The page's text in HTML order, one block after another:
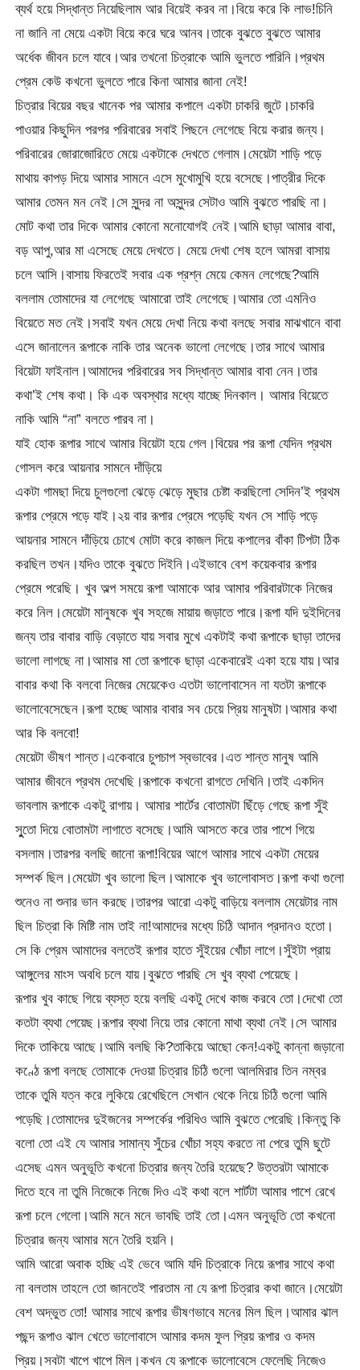
ব্যর্থ হয়ে সিদ্ধান্ত নিয়েছিলাম আর বিয়েই করব না।বিয়ে করে কি লাভ!চিনি
না জানি না মেয়ে একটা বিয়ে করে ঘরে আনব।তাকে বুঝতে বুঝতে আমার
অর্ধেক জীবন চলে যাবে।আর তখনো চিত্রাকে আমি ভুলতে পারিনি।প্রথম
প্রেম কেউ কখনো ভুলতে পারে কিনা আমার জানা নেই!
চিত্রার বিয়ের বছর খানেক পর আমার কপালে একটা চাকরি জুটে।চাকরি
পাওয়ার কিছুদিন পরপর পরিবারের সবাই পিছনে লেগেছে বিয়ে করার জন্য।
পরিবারের জোরাজোরিতে মেয়ে একটাকে দেখতে গেলাম।মেয়েটা শাড়ি পড়ে
মাথায় কাপড় দিয়ে আমার সামনে এসে মুখোমুখি হয়ে বসেছে।পাত্রীর দিকে
আমার তেমন মন নেই।সে সুন্দর না অসুন্দর সেটাও আমি বুঝতে পারছি না।
মোট কথা তার দিকে আমার কোনো মনোযোগই নেই।আমি ছাড়া আমার বাবা,
বড় আপু,আর মা এসেছে মেয়ে দেখতে। মেয়ে দেখা শেষ হলে আমরা বাসায়
চলে আসি।বাসায় ফিরতেই সবার এক প্রশ্ন মেয়ে কেমন লেগেছে?আমি
বললাম তোমাদের যা লেগেছে আমারো তাই লেগেছে।আমার তো এমনিও
বিয়েতে মত নেই।সবাই যখন মেয়ে দেখা নিয়ে কথা বলছে সবার মাঝখানে বাবা
এসে জানালেন রূপাকে নাকি তার অনেক ভালো লেগেছে।তার সাথে আমার
বিয়েটা ফাইনাল।আমাদের পরিবারের সব সিদ্ধান্ত আমার বাবা নেন।তার
কথা’ই শেষ কথা। কি এক অবস্থার মধ্যে যাচ্ছে দিনকাল। আমার বিয়েতে
নাকি আমি “না” বলতে পারব না।
যাই হোক রূপার সাথে আমার বিয়েটা হয়ে গেল।বিয়ের পর রূপা যেদিন প্রথম
গোসল করে আয়নার সামনে দাঁড়িয়ে
একটা গামছা দিয়ে চুলগুলো ঝেড়ে ঝেড়ে মুছার চেষ্টা করছিলো সেদিন’ই প্রথম
রূপার প্রেমে পড়ে যাই।২য় বার রূপার প্রেমে পড়েছি যখন সে শাড়ি পড়ে
আয়নার সামনে দাঁড়িয়ে চোখে মোটা করে কাজল দিয়ে কপালের বাঁকা টিপটা ঠিক
করছিল তখন।যদিও তাকে বুঝতে দিইনি।এইভাবে বেশ কয়েকবার রূপার
প্রেমে পরেছি। খুব অল্প সময়ে রূপা আমাকে আর আমার পরিবারটাকে নিজের
করে নিল।মেয়েটা মানুষকে খুব সহজে মায়ায় জড়াতে পারে।রূপা যদি দুইদিনের
জন্য তার বাবার বাড়ি বেড়াতে যায় সবার মুখে একটাই কথা রূপাকে ছাড়া তাদের
ভালো লাগছে না।আমার মা তো রূপাকে ছাড়া একেবারেই একা হয়ে যায়।আর
বাবার কথা কি বলবো নিজের মেয়েকেও এতটা ভালোবাসেন না যতটা রূপাকে
ভালোবেসেছেন।রূপা হচ্ছে আমার বাবার সব চেয়ে প্রিয় মানুষটা।আমার কথা
আর কি বলবো!
মেয়েটা ভীষণ শান্ত।একেবারে চুপচাপ স্বভাবের।এত শান্ত মানুষ আমি
আমার জীবনে প্রথম দেখেছি।রূপাকে কখনো রাগতে দেখিনি।তাই একদিন
ভাবলাম রূপাকে একটু রাগায়। আমার শার্টের বোতামটা ছিঁড়ে গেছে রূপা সুঁই
সুুতো দিয়ে বোতামটা লাগাতে বসেছে।আমি আসতে করে তার পাশে গিয়ে
বসলাম।তারপর বলছি জানো রূপা!বিয়ের আগে আমার সাথে একটা মেয়ের
সম্পর্ক ছিল।মেয়েটা খুব ভালো ছিল।আমাকে খুব ভালোবাসত।রূপা কথা গুলো
শুনেও না শুনার ভান করছে।তারপর আরো একটু বাড়িয়ে বললাম মেয়েটার নাম
ছিল চিত্রা কি মিষ্টি নাম তাই না!আমাদের মধ্যে চিঠি আদান প্রদানও হতো।
সে কি প্রেম আমাদের বলতেই রূপার হাতে সুঁইয়ের খোঁচা লাগে।সুঁইটা প্রায়
আঙ্গুলের মাংস অবধি চলে যায়।বুঝতে পারছি সে খুব ব্যথা পেয়েছে।
রূপার খুব কাছে গিয়ে ব্যস্ত হয়ে বলছি একটু দেখে কাজ করবে তো।দেখো তো
কতটা ব্যথা পেয়েছ।রূপার ব্যথা নিয়ে তার কোনো মাথা ব্যথা নেই।সে আমার
দিকে তাকিয়ে আছে।আমি বলছি কি?তাকিয়ে আছো কেন!একটু কান্না জড়ানো
কণ্ঠে রূপা বলছে তোমাকে দেওয়া চিত্রার চিঠি গুলো আলমিরার তিন নম্বর
তাকে তুমি যত্ন করে লুকিয়ে রেখেছিলে সেখান থেকে নিয়ে চিঠি গুলো আমি
পড়েছি।তোমাদের দুইজনের সম্পর্কের পরিধিও আমি বুঝতে পেরেছি।কিন্তু কি
বলো তো এই যে আমার সামান্য সুঁচের খোঁচা সহ্য করতে না পেরে তুমি ছুটে
এসেছ এমন অনুভূতি কখনো চিত্রার জন্য তৈরি হয়েছে? উত্তরটা আমাকে
দিতে হবে না তুমি নিজেকে নিজে দিও এই কথা বলে শার্টটা আমার পাশে রেখে
রূপা চলে গেলো।আমি মনে মনে ভাবছি তাই তো।এমন অনুভূতি তো কখনো
চিত্রার জন্য আমার মনে তৈরি হয়নি।
আমি আরো অবাক হচ্ছি এই ভেবে আমি যদি চিত্রাকে নিয়ে রূপার সাথে কথা
না বলতাম তাহলে তো জানতেই পারতাম না যে রূপা চিত্রার কথা জানে।মেয়েটা
বেশ অদ্ভুত তো! আমার সাথে রূপার ভীষণভাবে মনের মিল ছিল।আমার ঝাল
পছন্দ রূপাও ঝাল খেতে ভালোবাসে আমার কদম ফুল প্রিয় রূপার ও কদম
প্রিয়।সবটা খাপে খাপে মিল।কখন যে রূপাকে ভালোবেসে ফেলেছি নিজেও